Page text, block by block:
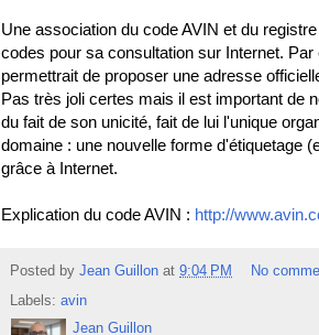
Une association du code AVIN et du
codes pour sa consultation sur Internet.
permettrait de proposer une adresse
Pas très joli certes mais il est important de
du fait de son unicité, fait de lui l'unique
domaine : une nouvelle forme d'étiquetage
grâce à Internet.
Explication du code AVIN : http://
Posted by Jean Guillon at 9:04 PM
No
Labels: avin
Jean Guillon